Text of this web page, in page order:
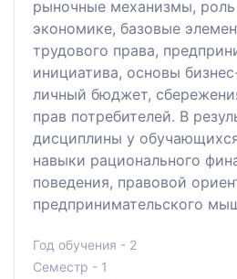
рыночные механизмы, роль
экономике, базовые
трудового права,
инициатива, основы
личный бюджет,
прав потребителей. В
дисциплины у
навыки рационального
поведения, правовой
предпринимательского
Год обучения - 2
Семестр - 1